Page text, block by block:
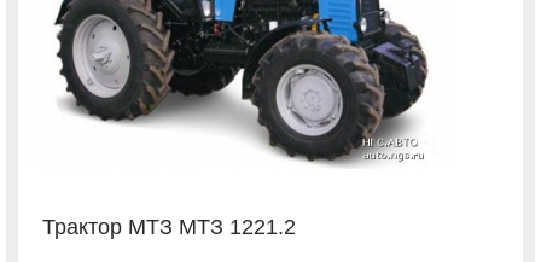
Трактор МТЗ МТЗ 1221.2